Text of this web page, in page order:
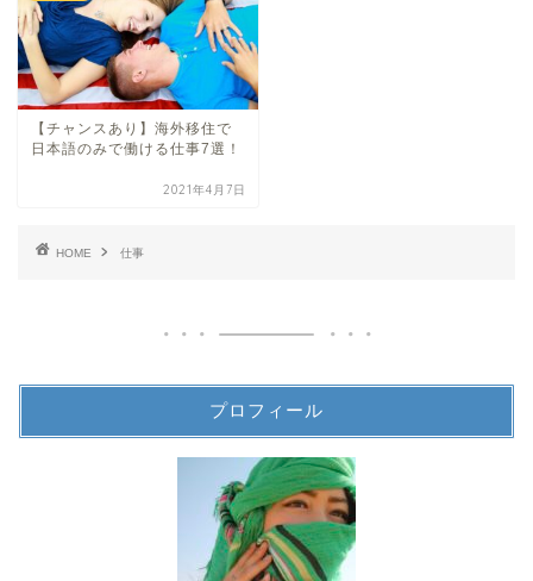
【チャンスあり】海外移住で
日本語のみで働ける仕事7選！
2021年4月7日
HOME 仕事
プロフィール